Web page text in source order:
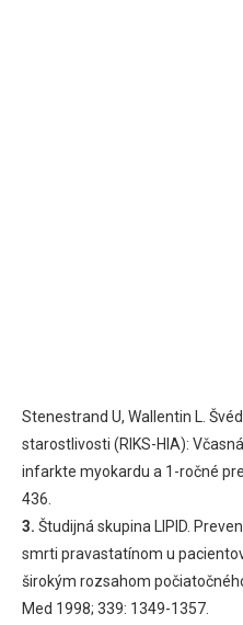
Stenestrand U, Wallentin L.
starostlivosti (RIKS-HIA):
infarkte myokardu a 1-ročné
436.
3. Študijná skupina LIPID.
smrti pravastatínom u
širokým rozsahom
Med 1998; 339: 1349-1357.